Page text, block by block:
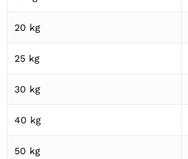
20 kg
25 kg
30 kg
40 kg
50 kg